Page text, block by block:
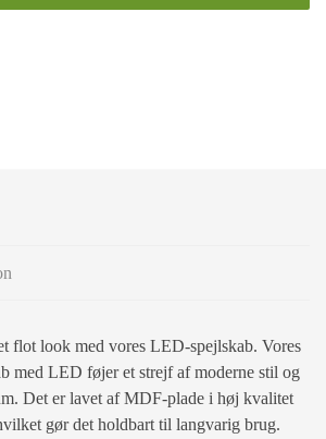
flot look med vores LED-spejlskab. Vores
med LED føjer et strejf af moderne stil og
Det er lavet af MDF-plade i høj kvalitet
gør det holdbart til langvarig brug.